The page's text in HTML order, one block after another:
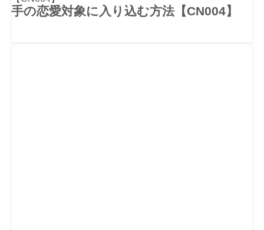
手の恋愛対象に入り込む方法【CN004】